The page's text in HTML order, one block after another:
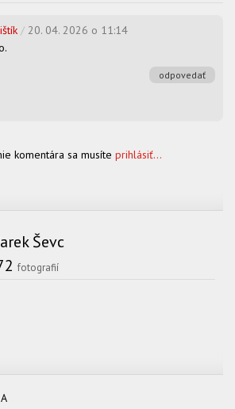
/ 20. 04. 2026 o 11:14
odpovedať
komentára sa musíte prihlásiť...
Ševc
fotografií